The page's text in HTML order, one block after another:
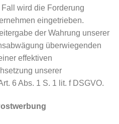
wird die Forderung
eingetrieben.
der Wahrung unserer
überwiegenden
effektiven
unserer
6 Abs. 1 S. 1 lit. f DSGVO.